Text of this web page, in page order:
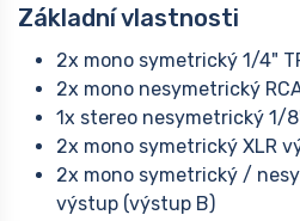
Základní vlastnosti
2x mono symetrický 1/4"
2x mono nesymetrický
1x stereo nesymetrický 1/
2x mono symetrický XLR
2x mono symetrický /
výstup (výstup B)